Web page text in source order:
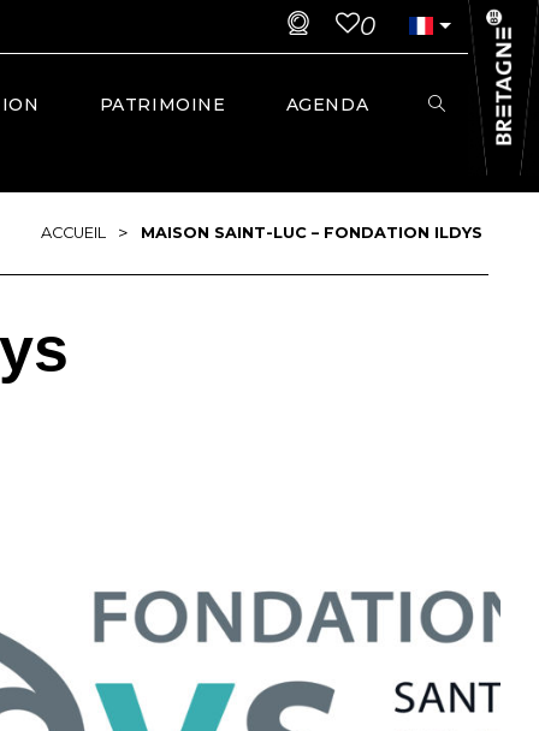
0
PATRIMOINE AGENDA
ACCUEIL > MAISON SAINT-LUC – FONDATION ILDYS